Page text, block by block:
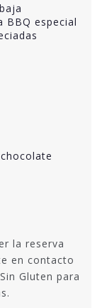
BBQ especial
la reserva
en contacto
Gluten para